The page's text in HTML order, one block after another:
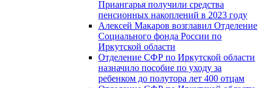
Приангарья получили средства
пенсионных накоплений в 2023 году
Алексей Макаров возглавил Отделение
Социального фонда России по
Иркутской области
Отделение СФР по Иркутской области
назначило пособие по уходу за
ребенком до полутора лет 400 отцам